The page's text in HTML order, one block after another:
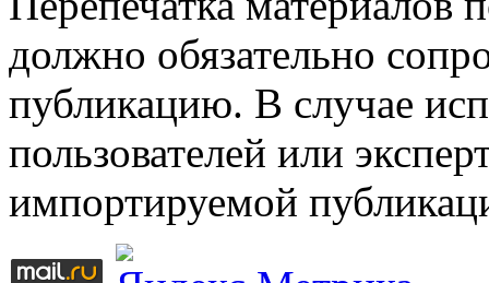
должно обязательно
публикацию. В случае
пользователей или
импортируемой